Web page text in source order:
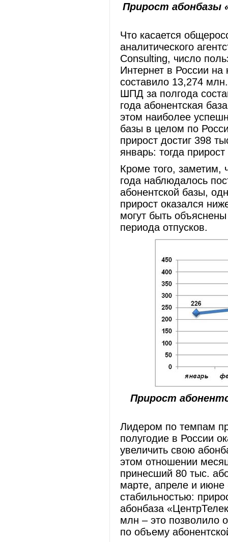
Прирост абонбазы
Что касается
аналитического
Consulting, число
Интернет в России на
составило 13,274
ШПД за полгода
года абонентская
этом наиболее
базы в целом по
прирост достиг 398
январь: тогда
Кроме того, заметим,
года наблюдалось
абонентской базы,
прирост оказался
могут быть
периода отпусков.
Прирост
Лидером по темпам
полугодие в России
увеличить свою
этом отношении
принесший 80 тыс.
марте, апреле и июне
стабильностью:
абонбаза
млн – это позволило
по объему